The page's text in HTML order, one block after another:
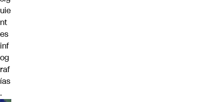
uie
nt
es
inf
og
raf
ías
.